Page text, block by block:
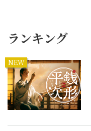
ランキング
NEW